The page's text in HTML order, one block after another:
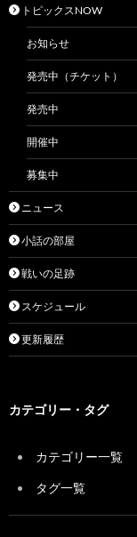
トピックスNOW
お知らせ
発売中（チケット）
発売中
開催中
募集中
ニュース
小話の部屋
戦いの足跡
スケジュール
更新履歴
カテゴリー・タグ
カテゴリー一覧
タグ一覧